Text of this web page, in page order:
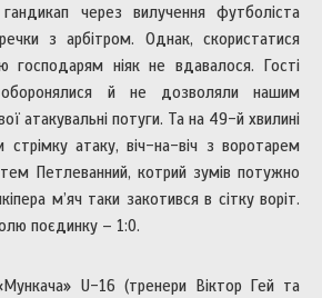
через вилучення футболіста
з арбітром. Однак, скористатися
господарям ніяк не вдавалося. Гості
й не дозволяли нашим
атакувальні потуги. Та на 49-й хвилині
стрімку атаку, віч-на-віч з воротарем
Петлеванний, котрий зумів потужно
м’яч таки закотився в сітку воріт.
поєдинку – 1:0.
U-16 (тренери Віктор Гей та